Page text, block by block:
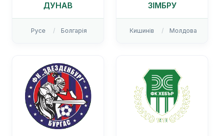
ДУНАВ
Русе Болгарія
ЗІМБРУ
Кишинів Молдова